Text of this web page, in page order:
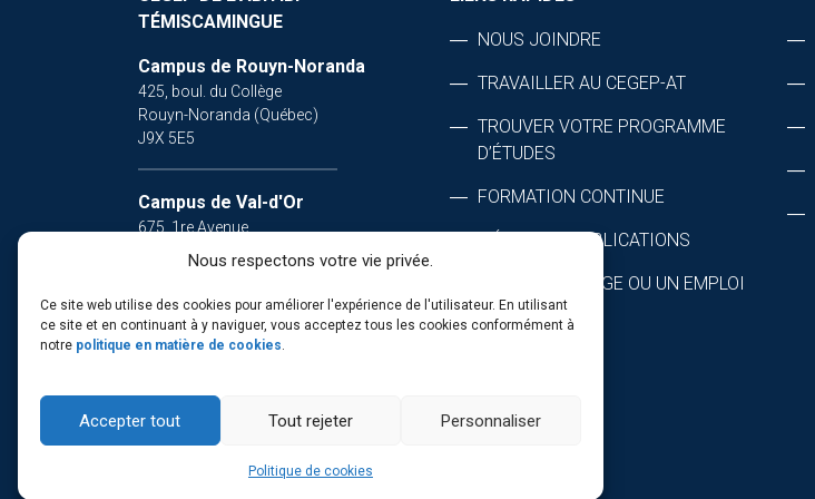
Nous respectons votre vie privée.
Ce site web utilise des cookies pour améliorer l'expérience de l'utilisateur. En utilisant
ce site et en continuant à y naviguer, vous acceptez tous les cookies conformément à
notre politique en matière de cookies.
Accepter tout Tout rejeter Personnaliser
Politique de cookies
TÉMISCAMINGUE
Campus de Rouyn-Noranda
425, boul. du Collège
Rouyn-Noranda (Québec)
J9X 5E5
Campus de Val-d'Or
675, 1re Avenue
Val-d'Or (Québec)
Campus d'Amos
NOUS JOINDRE
TRAVAILLER AU CEGEP-AT
TROUVER VOTRE PROGRAMME
D’ÉTUDES
FORMATION CONTINUE
MÉDIAS ET PUBLICATIONS
OFFRIR UN STAGE OU UN EMPLOI